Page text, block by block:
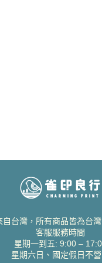
自台灣，所有商品皆為台灣
客服服務時間
星期一到五: 9:00 –
星期六日、國定假日不